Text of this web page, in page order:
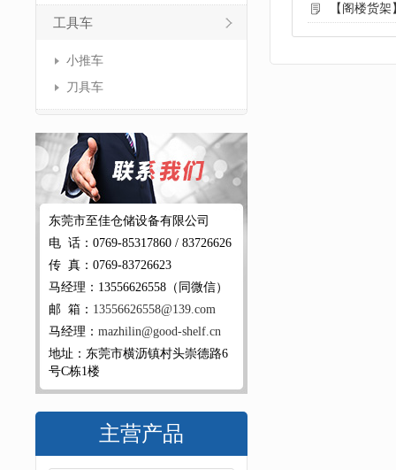
工具车
小推车
刀具车
东莞市至佳仓储设备有限公司
电 话：0769-85317860 / 83726626
传 真：0769-83726623
马经理：13556626558（同微信）
邮 箱： 13556626558@139.com
马经理： mazhilin@good-shelf.cn
地址：东莞市横沥镇村头崇德路6
号C栋1楼
主营产品
【阁楼货